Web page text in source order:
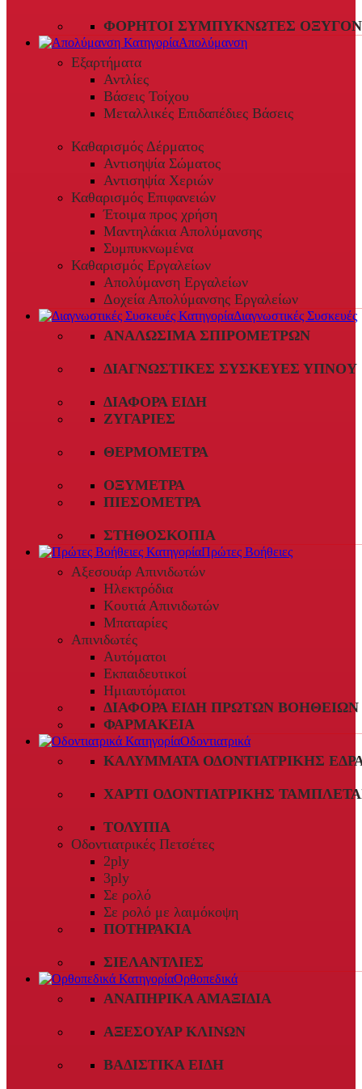
ΦΟΡΗΤΟΊ ΣΥΜΠΥΚΝΩΤΈΣ
Απολύμανση
Εξαρτήματα
Αντλίες
Βάσεις Τοίχου
Μεταλλικές Επιδαπέδιες Βάσεις
Καθαρισμός Δέρματος
Αντισηψία Σώματος
Αντισηψία Χεριών
Καθαρισμός Επιφανειών
Έτοιμα προς χρήση
Μαντηλάκια Απολύμανσης
Συμπυκνωμένα
Καθαρισμός Εργαλείων
Απολύμανση Εργαλείων
Δοχεία Απολύμανσης Εργαλείων
Διαγνωστικές Συσκευές
ΑΝΑΛΏΣΙΜΑ ΣΠΙΡΟΜΈΤΡΩΝ
ΔΙΑΓΝΩΣΤΙΚΈΣ ΣΥΣΚΕΥΈΣ ΎΠΝΟΥ
ΔΙΆΦΟΡΑ ΕΊΔΗ
ΖΥΓΑΡΙΈΣ
ΘΕΡΜΌΜΕΤΡΑ
ΟΞΎΜΕΤΡΑ
ΠΙΕΣΌΜΕΤΡΑ
ΣΤΗΘΟΣΚΌΠΙΑ
Πρώτες Βοήθειες
Αξεσουάρ Απινιδωτών
Ηλεκτρόδια
Κουτιά Απινιδωτών
Μπαταρίες
Απινιδωτές
Αυτόματοι
Εκπαιδευτικοί
Ημιαυτόματοι
ΔΙΆΦΟΡΑ ΕΊΔΗ ΠΡΏΤΩΝ ΒΟΗΘΕΙΏΝ
ΦΑΡΜΑΚΕΊΑ
Οδοντιατρικά
ΚΑΛΎΜΜΑΤΑ ΟΔΟΝΤΙΑΤΡΙΚΉΣ
ΧΑΡΤΊ ΟΔΟΝΤΙΑΤΡΙΚΉΣ
ΤΟΛΎΠΙΑ
Οδοντιατρικές Πετσέτες
2ply
3ply
Σε ρολό
Σε ρολό με λαιμόκοψη
ΠΟΤΗΡΆΚΙΑ
ΣΙΕΛΑΝΤΛΊΕΣ
Ορθοπεδικά
ΑΝΑΠΗΡΙΚΆ ΑΜΑΞΊΔΙΑ
ΑΞΕΣΟΥΆΡ ΚΛΙΝΏΝ
ΒΑΔΙΣΤΙΚΆ ΕΊΔΗ